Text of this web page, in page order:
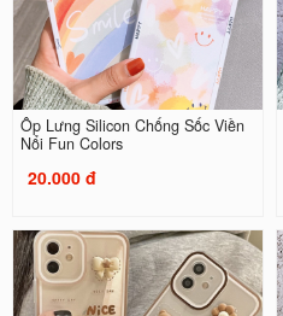
Ốp Lưng Silicon Chống Sốc Viền
Nổi Fun Colors
20.000 đ